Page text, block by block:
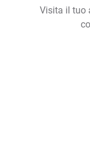
Visita il tuo